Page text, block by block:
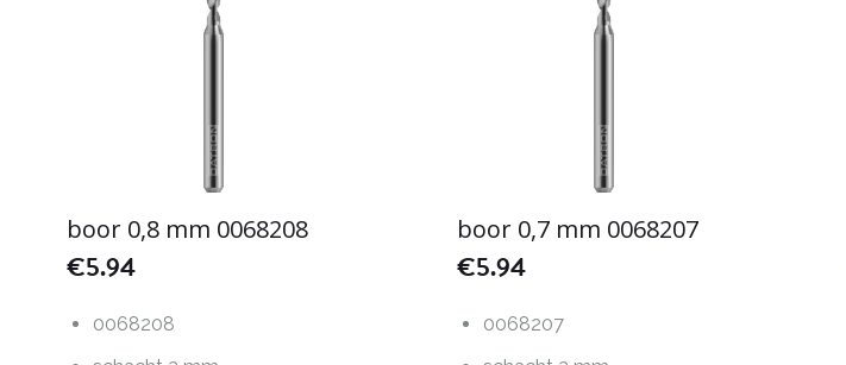
boor 0,8 mm 0068208
€5.94
0068208
boor 0,7 mm 0068207
€5.94
0068207